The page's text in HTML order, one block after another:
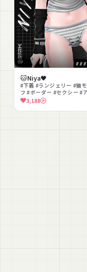
🐱Niya🖤
#下着 #ランジェリー #猫
フ #ボーダー #セクシー #
ウォーマー #lilToon対応
ク #かわいい #ストリート
3,188